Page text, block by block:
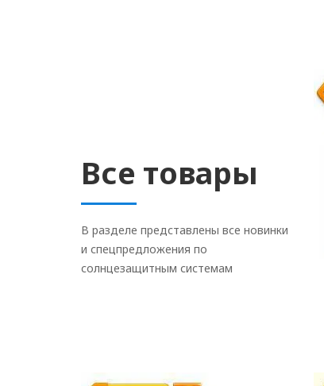
Все товары
В разделе представлены все новинки
и спецпредложения по
солнцезащитным системам